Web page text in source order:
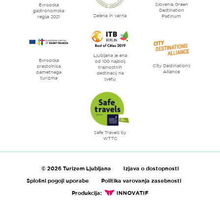
literature
Evropska
gastronomska
regija 2021
Zelena in varna
Slovenia Green
Destination
Platinum
Evropska
prestolnica
pametnega
turizma
Ljubljana je ena
od 100 najbolj
trajnostnih
destinacij na
svetu
City Destinations
Alliance
Safe Travels by
WTTC
© 2026 Turizem Ljubljana
Izjava o dostopnosti
Splošni pogoji uporabe
Politika varovanja zasebnosti
Produkcija:
INNOVATIF